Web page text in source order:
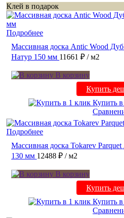
Клей в подарок
Подробнее
Массивная доска Antic Wood
Натур 150 мм 11661 ₽ / м2
В корзину
Купить
Купить
Подробнее
Массивная доска Tokarev
130 мм 12488 ₽ / м2
В корзину
Купить
Купить